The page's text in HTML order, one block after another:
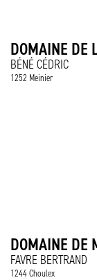
DOMAINE DE
BÉNÉ CÉDRIC
1252 Meinier
DOMAINE DE
FAVRE BERTRAND
1244 Choulex